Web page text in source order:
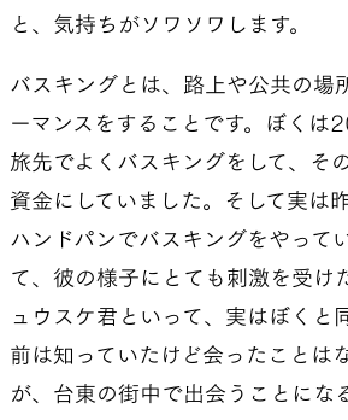
と、気持ちがソワソワします。
バスキングとは、路上や公共の場
ーマンスをすることです。ぼくは
旅先でよくバスキングをして、そ
資金にしていました。そして実は
ハンドパンでバスキングをやって
て、彼の様子にとても刺激を受け
ュウスケ君といって、実はぼくと
前は知っていたけど会ったことは
が、台東の街中で出会うことにな